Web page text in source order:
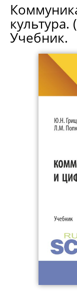
культура.
Учебник.